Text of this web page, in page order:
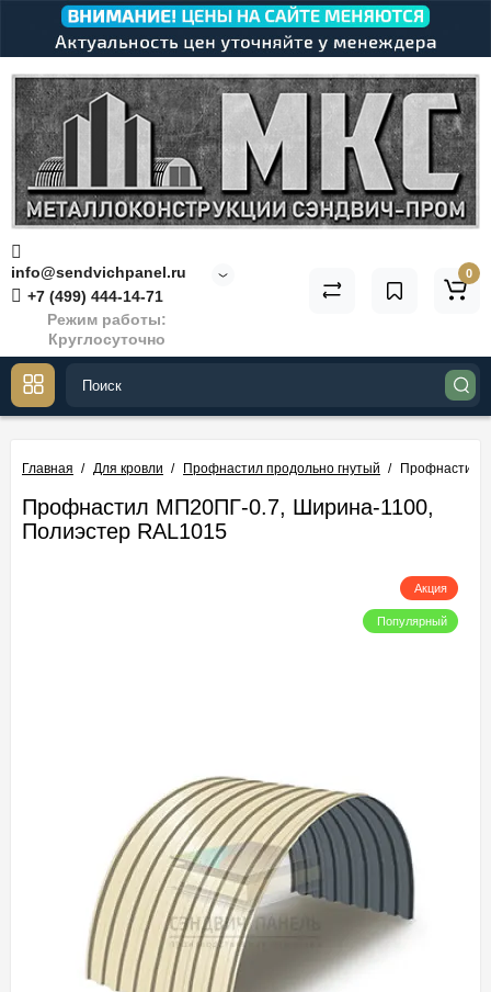
info@sendvichpanel.ru
+7 (499) 444-14-71
Режим работы:
Круглосуточно
0
Главная Для кровли Профнастил продольно гнутый Профнастил
Профнастил МП20ПГ-0.7, Ширина-1100,
Полиэстер RAL1015
Акция
Популярный